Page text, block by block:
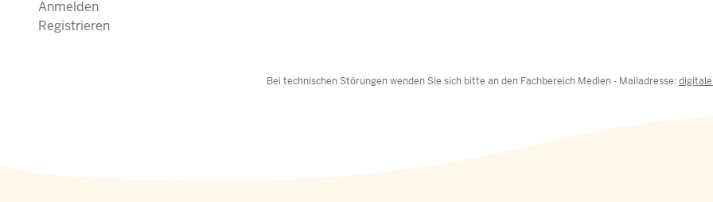
Anmelden
Registrieren
Bei technischen Störungen wenden Sie sich bitte an den Fachbereich Medien - Mailadresse: